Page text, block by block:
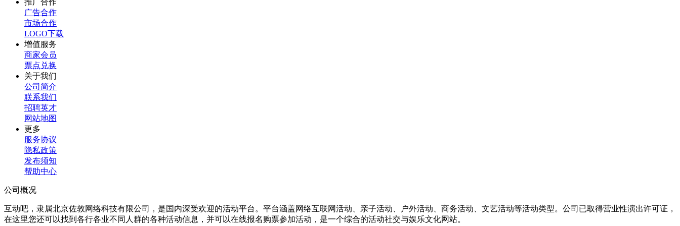
推广合作
广告合作
市场合作
LOGO下载
增值服务
商家会员
票点兑换
关于我们
公司简介
联系我们
招聘英才
网站地图
更多
服务协议
隐私政策
发布须知
帮助中心
公司概况
互动吧，隶属北京佐敦网络科技有限公司，是国内深受欢迎的活动平台。平台涵盖网络互联网活动、亲子活动、户外活动、商务活动、文艺活动等活动类型。公司已取得营业性演出许可证，
在这里您还可以找到各行各业不同人群的各种活动信息，并可以在线报名购票参加活动，是一个综合的活动社交与娱乐文化网站。